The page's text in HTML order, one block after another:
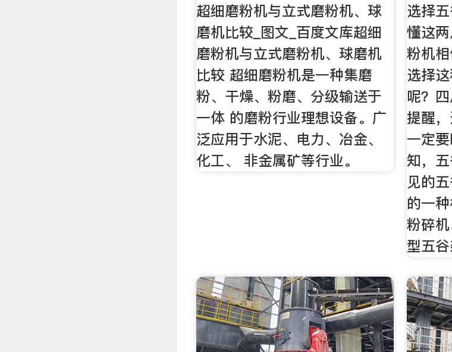
超细磨粉机与立式磨粉机、球
磨机比较_图文_百度文库超细
磨粉机与立式磨粉机、球磨机
比较 超细磨粉机是一种集磨
粉、干燥、粉磨、分级输送于
一体 的磨粉行业理想设备。广
泛应用于水泥、电力、冶金、
化工、 非金属矿等行业。
选择
懂这
粉机
选择
呢？
提醒，
一定
知，
见的
的一
粉碎
型五